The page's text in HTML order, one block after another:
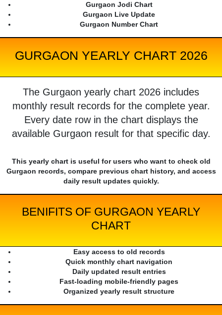
Gurgaon Jodi Chart
Gurgaon Live Update
Gurgaon Number Chart
GURGAON YEARLY CHART 2026
The Gurgaon yearly chart 2026 includes
monthly result records for the complete year.
Every date row in the chart displays the
available Gurgaon result for that specific day.
This yearly chart is useful for users who want to check old
Gurgaon records, compare previous chart history, and access
daily result updates quickly.
BENIFITS OF GURGAON YEARLY
CHART
Easy access to old records
Quick monthly chart navigation
Daily updated result entries
Fast-loading mobile-friendly pages
Organized yearly result structure